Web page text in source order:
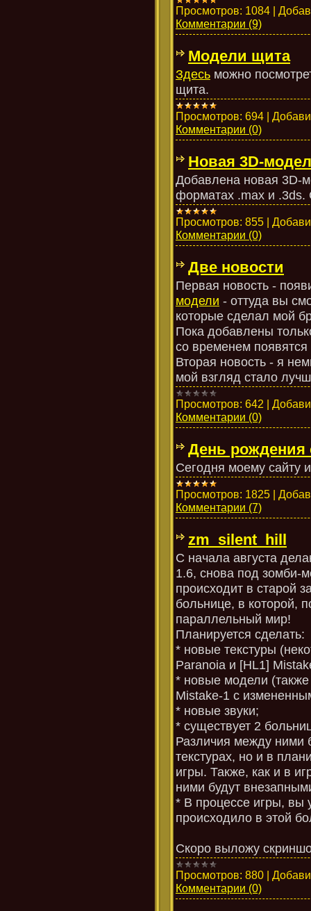
Просмотров: 1084
Комментарии (9)
Модели щита
Здесь можно
щита.
Просмотров: 694
Комментарии (0)
Новая 3D-
Добавлена новая 3D-
форматах .max и
Просмотров: 855
Комментарии (0)
Две новости
Первая новость -
модели - оттуда вы
которые сделал мой
Пока добавлены
со временем
Вторая новость - я
мой взгляд стало
Просмотров: 642
Комментарии (0)
День рождения
Сегодня моему сайту
Просмотров: 1825
Комментарии (7)
zm_silent_hill
С начала августа
1.6, снова под зомби-
происходит в старой
больнице, в которой,
параллельный мир!
Планируется сделать:
* новые текстуры
Paranoia и [HL1]
* новые модели
Mistake-1 с
* новые звуки;
* существует 2
Различия между ними
текстурах, но и в
игры. Также, как и в
ними будут
* В процессе игры, вы
происходило в этой
Скоро выложу
Просмотров: 880
Комментарии (0)